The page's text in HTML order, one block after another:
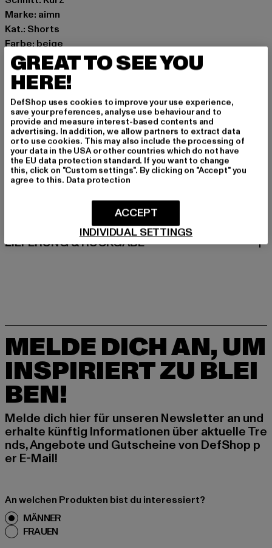
Marke: aimn
Kat.: Shorts
Farbe: beige
Hersteller Farbe: white
Materialzusammensetzung: 92% Polyamid, 8% Elasthan
Art.Nr: PD00006099-00220
Hersteller: Urban Styles Agency GmbH & Co. KG |
agentur@urbanstylesagency.com
Schanzenstraße 41 | 51063 Köln | DE
GRÖSSE & PASSFORM
LIEFERUNG & RÜCKGABE
MELDE DICH AN, UM
INSPIRIERT ZU BLEI
BEN!
Melde dich hier für unseren Newsletter an und
erhalte künftig Informationen über aktuelle Tre
nds, Angebote und Gutscheine von DefShop p
er E-Mail!
An welchen Produkten bist du interessiert?
MÄNNER
FRAUEN
GREAT TO SEE YOU
HERE!
DefShop uses cookies to improve your use experience,
save your preferences, analyse use behaviour and to
provide and measure interest-based contents and
advertising. In addition, we allow partners to extract data
or to use cookies. This may also include the processing of
your data in the USA or other countries which do not have
the EU data protection standard. If you want to change
this, click on "Custom settings". By clicking on "Accept" you
agree to this. Data protection
INDIVIDUAL SETTINGS
ACCEPT